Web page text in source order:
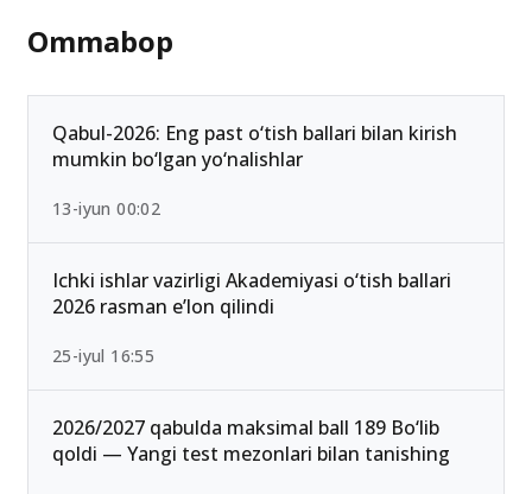
Ommabop
Qabul-2026: Eng past o‘tish ballari bilan kirish
mumkin bo‘lgan yo‘nalishlar
13-iyun 00:02
Ichki ishlar vazirligi Akademiyasi o‘tish ballari
2026 rasman e’lon qilindi
25-iyul 16:55